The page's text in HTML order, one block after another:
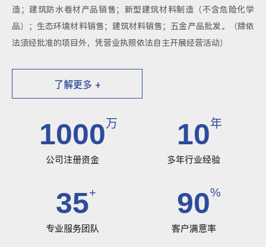
造；建筑防水卷材产品销售；新型建筑材料制造（不含危险化学
品）；生态环境材料销售；建筑材料销售；五金产品批发。（除依
法须经批准的项目外，凭营业执照依法自主开展经营活动）
了解更多 +
1000万
公司注册资金
10年
多年行业经验
35+
专业服务团队
90%
客户满意率